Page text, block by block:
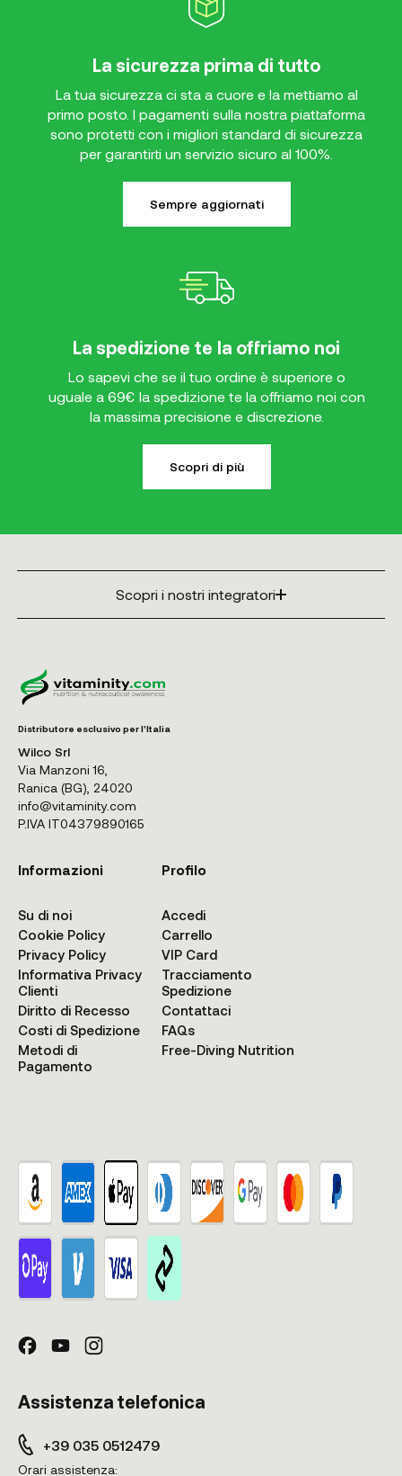
La sicurezza prima di tutto
La tua sicurezza ci sta a cuore e la mettiamo al
primo posto. I pagamenti sulla nostra piattaforma
sono protetti con i migliori standard di sicurezza
per garantirti un servizio sicuro al 100%.
Sempre aggiornati
La spedizione te la offriamo noi
Lo sapevi che se il tuo ordine è superiore o
uguale a 69€ la spedizione te la offriamo noi con
la massima precisione e discrezione.
Scopri di più
Scopri i nostri integratori
Distributore esclusivo per l'Italia
Wilco Srl
Via Manzoni 16,
Ranica (BG), 24020
info@vitaminity.com
P.IVA IT04379890165
Informazioni
Su di noi
Cookie Policy
Privacy Policy
Informativa Privacy
Clienti
Diritto di Recesso
Costi di Spedizione
Metodi di
Pagamento
Profilo
Accedi
Carrello
VIP Card
Tracciamento
Spedizione
Contattaci
FAQs
Free-Diving Nutrition
Assistenza telefonica
+39 035 0512479
Orari assistenza: